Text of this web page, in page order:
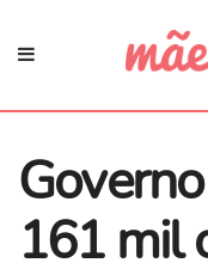
161 mil